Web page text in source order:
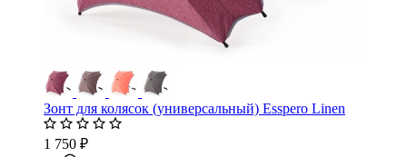
Зонт для колясок (универсальный) Esspero Linen
1 750 ₽